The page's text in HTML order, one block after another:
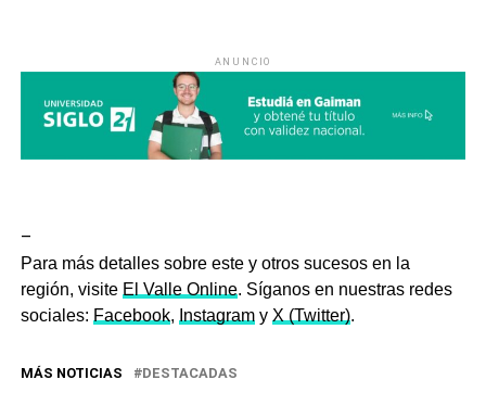
ANUNCIO
–
Para más detalles sobre este y otros sucesos en la
región, visite El Valle Online. Síganos en nuestras redes
sociales: Facebook, Instagramy X (Twitter).
MÁS NOTICIAS DESTACADAS